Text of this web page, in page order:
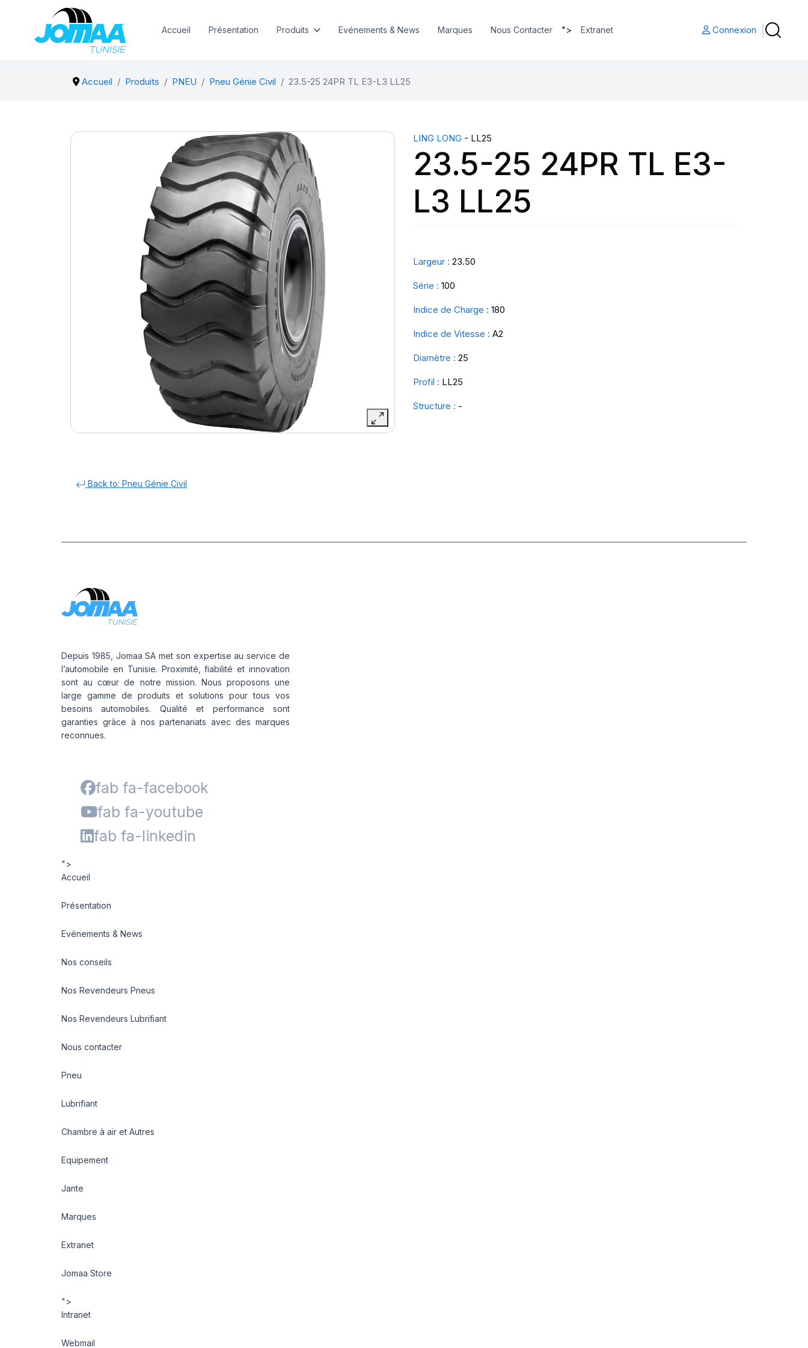
Accueil Présentation Produits Evénements & News Marques Nous Contacter "> Extranet Connexion
Accueil Produits PNEU Pneu Génie Civil 23.5-25 24PR TL E3-L3 LL25
LING LONG - LL25
23.5-25 24PR TL E3-
L3 LL25
Largeur : 23.50
Série : 100
Indice de Charge : 180
Indice de Vitesse : A2
Diamètre : 25
Profil : LL25
Structure : -
Back to: Pneu Génie Civil
Depuis 1985, Jomaa SA met son expertise au service de
l’automobile en Tunisie. Proximité, fiabilité et innovation
sont au cœur de notre mission. Nous proposons une
large gamme de produits et solutions pour tous vos
besoins automobiles. Qualité et performance sont
garanties grâce à nos partenariats avec des marques
reconnues.
fab fa-facebook
fab fa-youtube
fab fa-linkedin
">
Accueil
Présentation
Evénements & News
Nos conseils
Nos Revendeurs Pneus
Nos Revendeurs Lubrifiant
Nous contacter
Pneu
Lubrifiant
Chambre à air et Autres
Equipement
Jante
Marques
Extranet
Jomaa Store
">
Intranet
Webmail